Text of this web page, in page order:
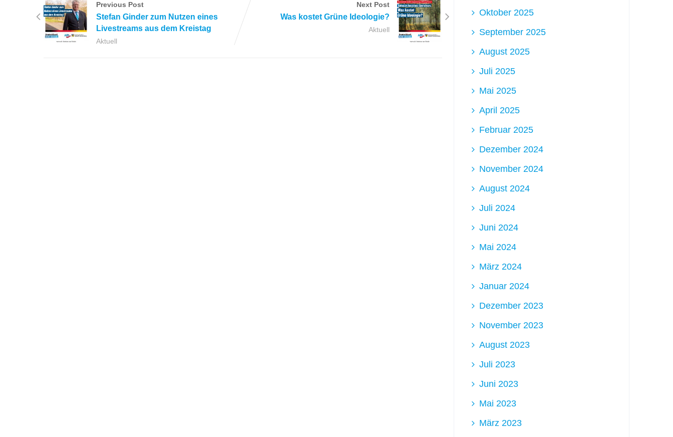
Previous Post
Stefan Ginder zum Nutzen eines
Livestreams aus dem Kreistag
Aktuell
Next Post
Was kostet Grüne Ideologie?
Aktuell
Oktober 2025
September 2025
August 2025
Juli 2025
Mai 2025
April 2025
Februar 2025
Dezember 2024
November 2024
August 2024
Juli 2024
Juni 2024
Mai 2024
März 2024
Januar 2024
Dezember 2023
November 2023
August 2023
Juli 2023
Juni 2023
Mai 2023
März 2023